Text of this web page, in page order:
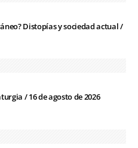
Distopías y sociedad actual /
/ 16 de agosto de 2026